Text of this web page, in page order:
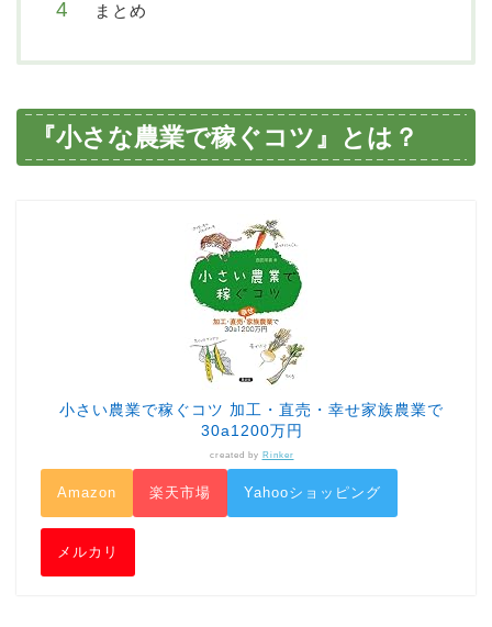
まとめ
『小さな農業で稼ぐコツ』とは？
小さい農業で稼ぐコツ 加工・直売・幸せ家族農業で
30a1200万円
created by Rinker
Amazon 楽天市場 Yahooショッピング
メルカリ